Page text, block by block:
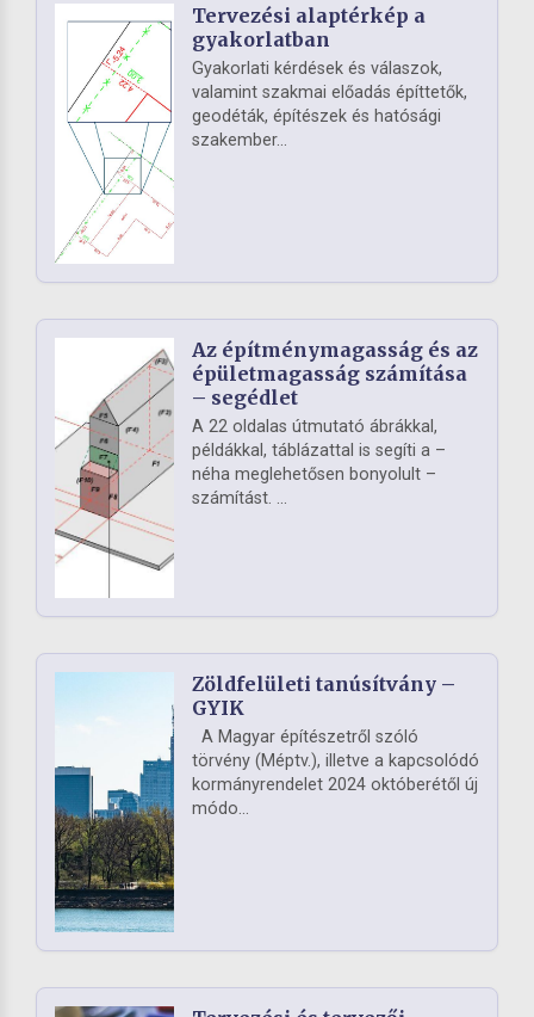
Tervezési alaptérkép a
gyakorlatban
Gyakorlati kérdések és válaszok,
valamint szakmai előadás építtetők,
geodéták, építészek és hatósági
szakember...
Az építménymagasság és az
épületmagasság számítása
– segédlet
A 22 oldalas útmutató ábrákkal,
példákkal, táblázattal is segíti a –
néha meglehetősen bonyolult –
számítást. ...
Zöldfelületi tanúsítvány –
GYIK
A Magyar építészetről szóló
törvény (Méptv.), illetve a kapcsolódó
kormányrendelet 2024 októberétől új
módo...